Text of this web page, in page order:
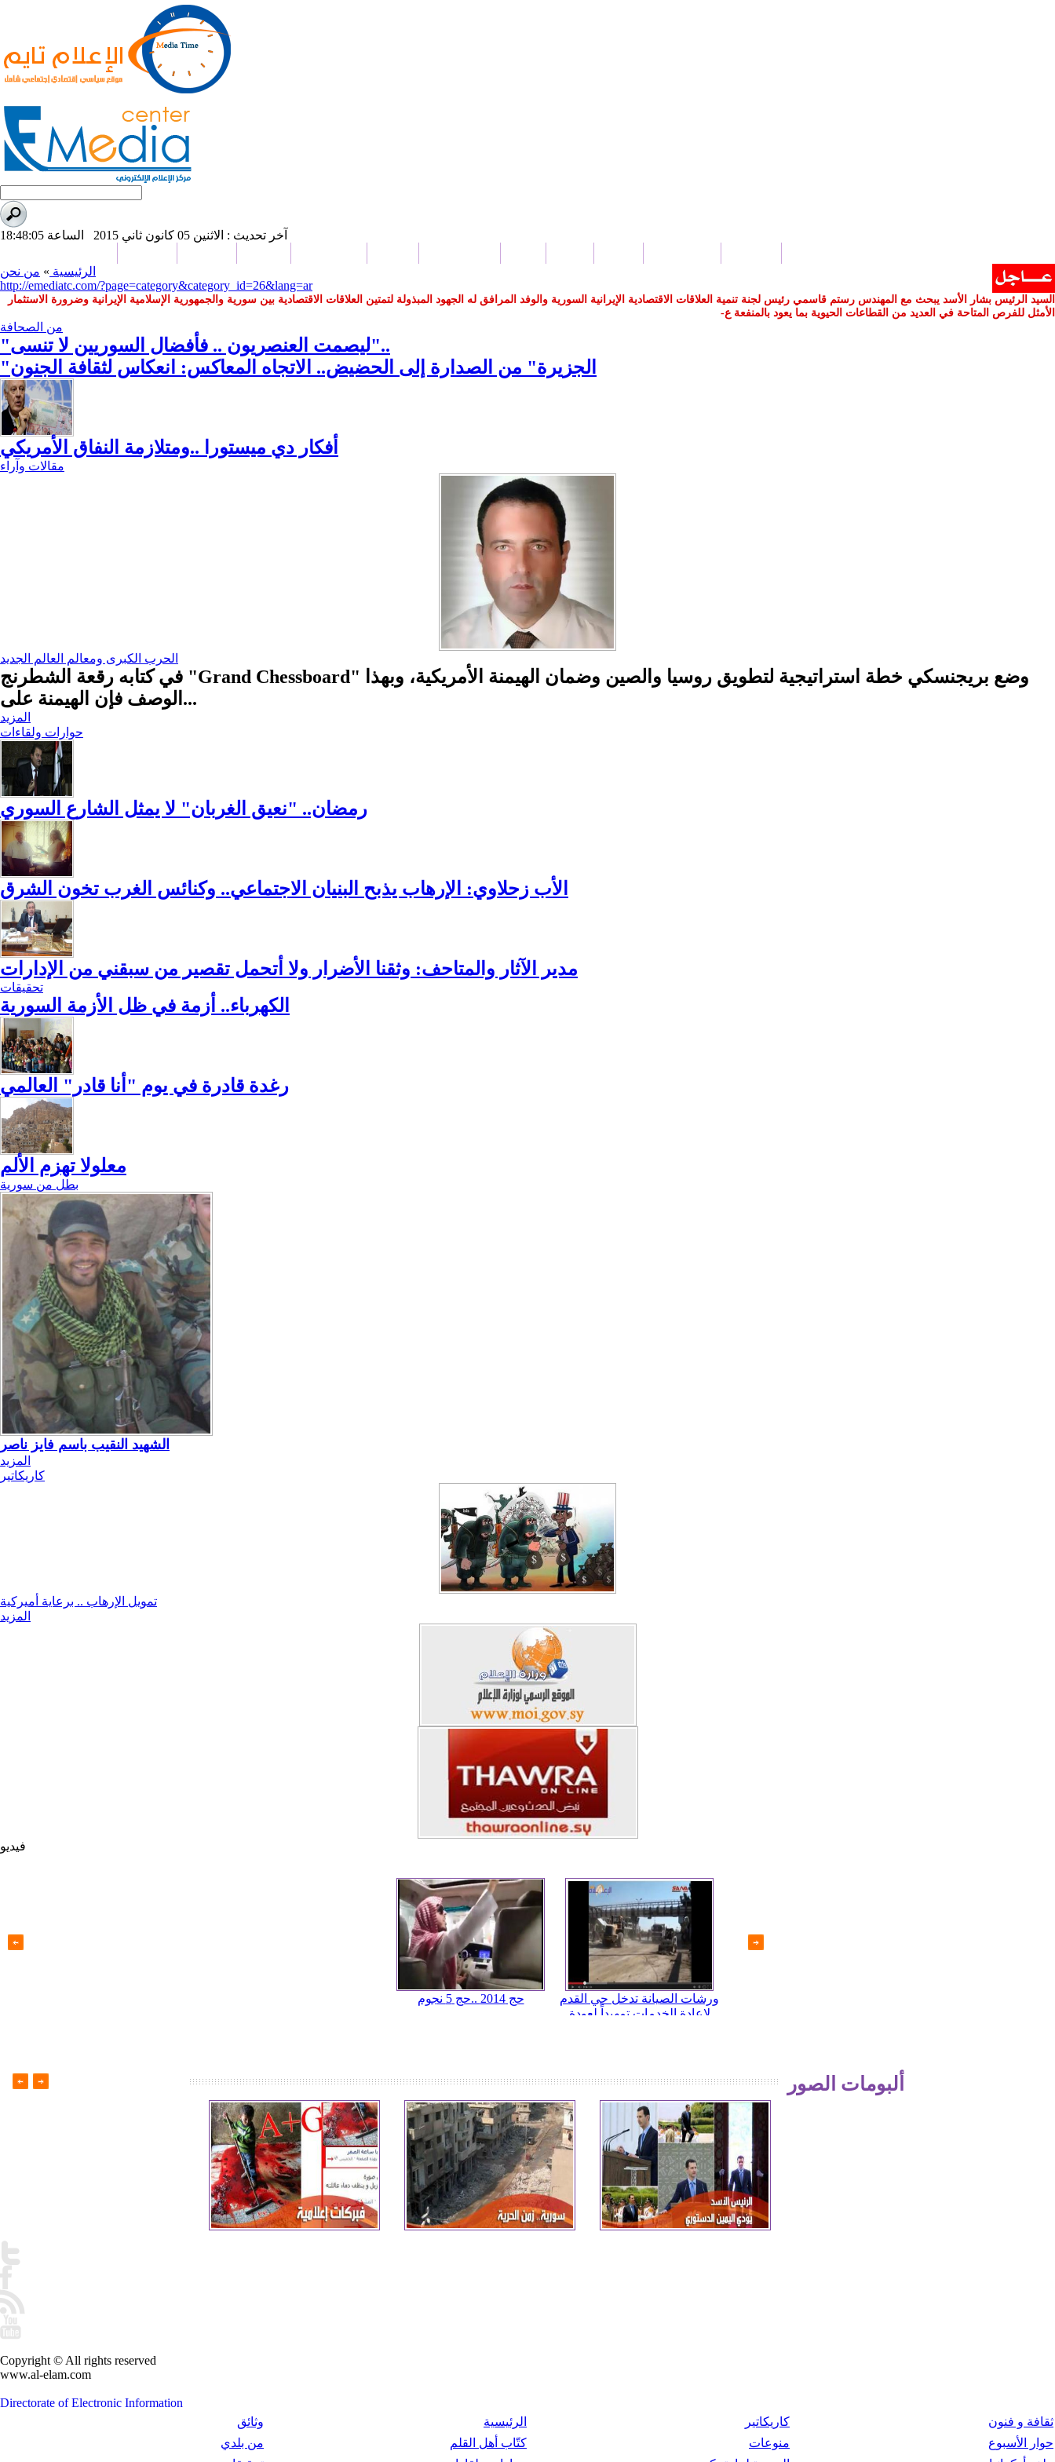
آخر تحديث : الاثنين 05 كانون ثاني 2015 الساعة 18:48:05
السيد الرئيس بشار الأسد يبحث مع المهندس رستم قاسمي رئيس لجنة تنمية العلاقات الاقتصادية الإيرانية السورية والوفد المرافق له الجهود المبذولة لتمتين العلاقات الاقتصادية بين سورية والجمهورية الإسلامية الإيرانية وضرورة الاستثمار
الأمثل للفرص المتاحة في العديد من القطاعات الحيوية بما يعود بالمنفعة على البلدين.
الرئيسية » من نحن
http://emediatc.com/?page=category&category_id=26&lang=ar
من الصحافة
"ليصمت العنصريون .. فأفضال السوريين لا تنسى"..
"الجزيرة" من الصدارة إلى الحضيض.. الاتجاه المعاكس: انعكاس لثقافة الجنون
أفكار دي ميستورا ..ومتلازمة النفاق الأمريكي
مقالات وآراء
الحرب الكبرى ومعالم العالم الجديد
في كتابه رقعة الشطرنج "Grand Chessboard" وضع بريجنسكي خطة استراتيجية لتطويق روسيا والصين وضمان الهيمنة الأمريكية، وبهذا
الوصف فإن الهيمنة على...
المزيد
حوارات ولقاءات
رمضان.. "نعيق الغربان" لا يمثل الشارع السوري
الأب زحلاوي: الإرهاب يذبح البنيان الاجتماعي.. وكنائس الغرب تخون الشرق
مدير الآثار والمتاحف: وثقنا الأضرار ولا أتحمل تقصير من سبقني من الإدارات
تحقيقات
الكهرباء.. أزمة في ظل الأزمة السورية
رغدة قادرة في يوم "أنا قادر" العالمي
معلولا تهزم الألم
بطل من سورية
الشهيد النقيب باسم فايز ناصر
المزيد
كاريكاتير
تمويل الإرهاب .. برعاية أميركية
المزيد
فيديو
حج 2014 ..حج 5 نجوم
ورشات الصيانة تدخل حي القدم
لإعادة الخدمات تمهيداً لعودة
ألبومات الصور
Copyright © All rights reserved
www.al-elam.com
Directorate of Electronic Information
ثقافة و فنون
كاريكاتير الرئيسية
وثائق
حوار الأسبوع
منوعات كتّاب أهل القلم
من بلدي